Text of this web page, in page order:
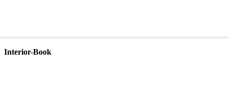
Interior-Book